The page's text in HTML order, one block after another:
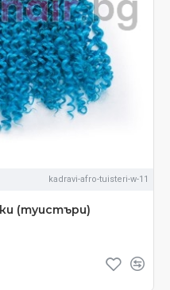
kadravi-afro-tuisteri-w-11
(туистъри)